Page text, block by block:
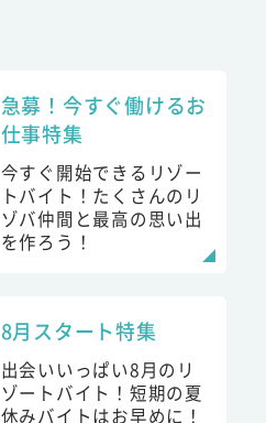
急募！今すぐ働けるお
仕事特集
今すぐ開始できるリゾー
トバイト！たくさんのリ
ゾバ仲間と最高の思い出
を作ろう！
8月スタート特集
出会いいっぱい8月のリ
ゾートバイト！短期の夏
休みバイトはお早めに！